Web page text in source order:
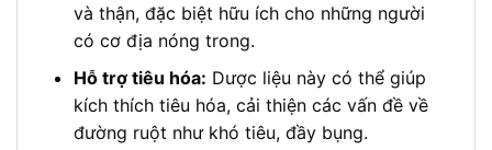
và thận, đặc biệt hữu ích cho những người
có cơ địa nóng trong.
Hỗ trợ tiêu hóa: Dược liệu này có thể giúp
kích thích tiêu hóa, cải thiện các vấn đề về
đường ruột như khó tiêu, đầy bụng.